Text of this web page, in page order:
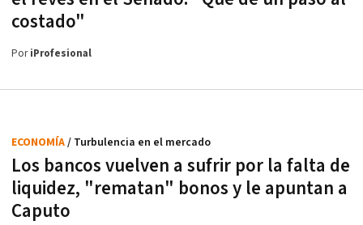
costado"
PoriProfesional
Los bancos vuelven a sufrir por la falta de
liquidez, "rematan" bonos y le apuntan a
Caputo
ECONOMÍA/ Turbulencia en el mercado